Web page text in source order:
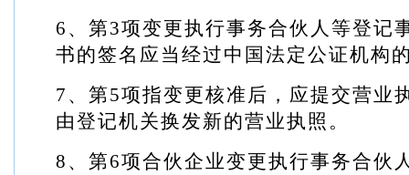
6 、第3项变更执行事务合伙人等登记
书的签名应当经过中国法定公证机构
7 、第5项指变更核准后，应提交营业
由登记机关换发新的营业执照。
8 、第6项合伙企业变更执行事务合伙